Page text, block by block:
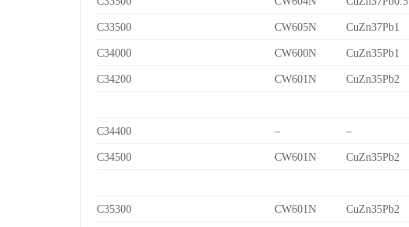
C33500 CW605N CuZn37Pb1
C34000 CW600N CuZn35Pb1
C34200 CW601N CuZn35Pb2
C34400 – –
C34500 CW601N CuZn35Pb2
C35300 CW601N CuZn35Pb2